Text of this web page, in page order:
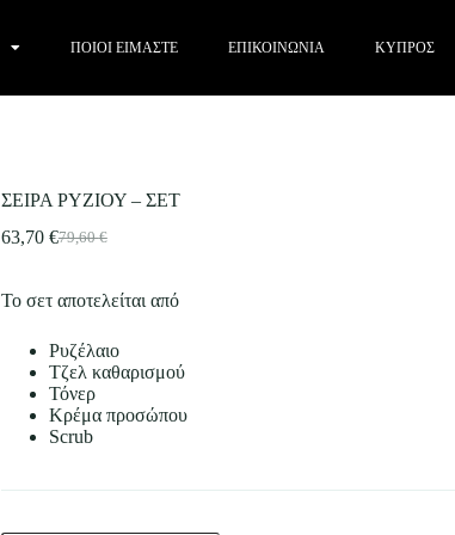
ΠΟΙΟΙ ΕΙΜΑΣΤΕ ΕΠΙΚΟΙΝΩΝΙΑ ΚΥΠΡΟΣ
ΣΕΙΡΑ ΡΥΖΙΟΥ – ΣΕΤ
79,60€
63,70 €
Το σετ αποτελείται από
Ρυζέλαιο
Τζελ καθαρισμού
Τόνερ
Κρέμα προσώπου
Scrub